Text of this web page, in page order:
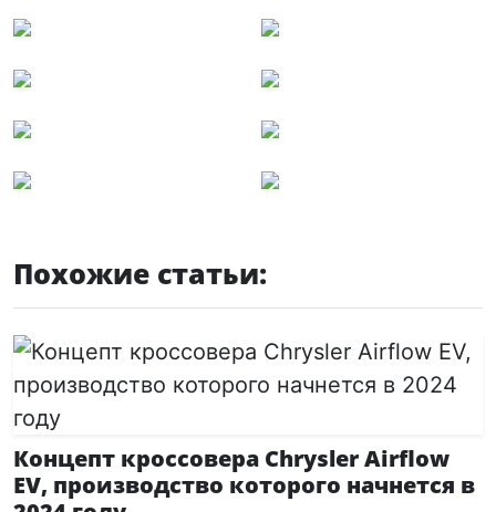
Похожие статьи:
Концепт кроссовера Chrysler Airflow
EV, производство которого начнется в